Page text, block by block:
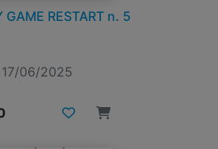
GAME RESTART n. 5
17/06/2025